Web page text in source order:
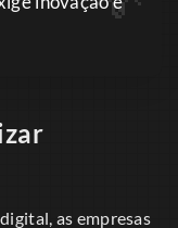
as empresas